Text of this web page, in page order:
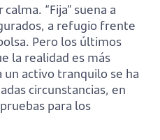
“Fija” suena a
a refugio frente
Pero los últimos
la realidad es más
un activo tranquilo se ha
circunstancias, en
para los